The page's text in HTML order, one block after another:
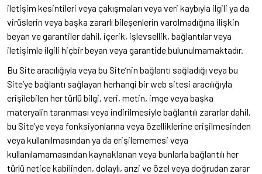
iletişim kesintileri veya çakışmaları veya veri kaybıyla ilgili ya da
virüslerin veya başka zararlı bileşenlerin varolmadığına ilişkin
beyan ve garantiler dahil, içerik, işlevsellik, bağlantılar veya
iletişimle ilgili hiçbir beyan veya garantide bulunulmamaktadır.
Bu Site aracılığıyla veya bu Site’nin bağlantı sağladığı veya bu
Site’ye bağlantı sağlayan herhangi bir web sitesi aracılığıyla
erişilebilen her türlü bilgi, veri, metin, imge veya başka
materyalin taranması veya indirilmesiyle bağlantılı zararlar dahil,
bu Site’ye veya fonksiyonlarına veya özelliklerine erişilmesinden
veya kullanılmasından ya da erişilememesi veya
kullanılamamasından kaynaklanan veya bunlarla bağlantılı her
türlü netice kabilinden, dolaylı, arızi ve özel veya doğrudan zarar